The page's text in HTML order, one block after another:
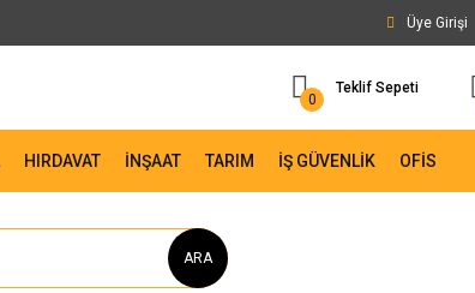
Üye Girişi
0
Teklif Sepeti
HIRDAVAT İNŞAAT TARIM İŞ GÜVENLİK OFİS
ARA